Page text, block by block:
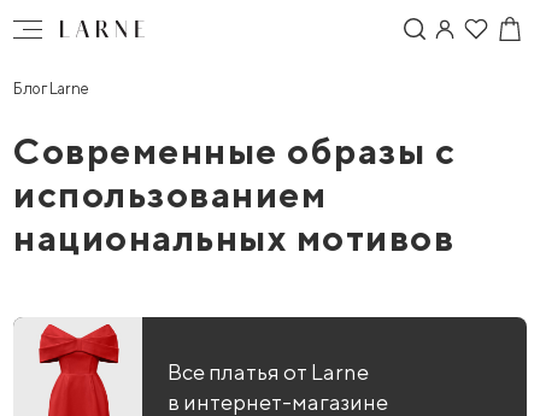
Блог Larne
Современные образы с
использованием
национальных мотивов
Все платья от Larne
в интернет-магазине